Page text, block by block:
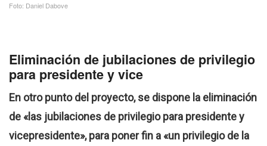
Foto: Daniel Dabove
Eliminación de jubilaciones de privilegio
para presidente y vice
En otro punto del proyecto, se dispone la eliminación
de «las jubilaciones de privilegio para presidente y
vicepresidente», para poner fin a «un privilegio de la